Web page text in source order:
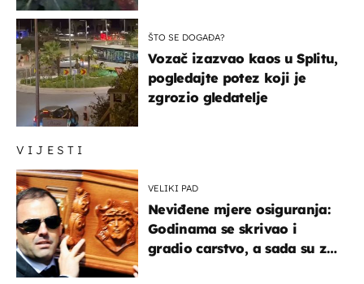
VIJESTI
VELIKI PAD
Neviđene mjere osiguranja:
Godinama se skrivao i
gradio carstvo, a sada su za
ŠTO SE DOGAĐA?
Vozač izazvao kaos u Splitu,
pogledajte potez koji je
zgrozio gledatelje